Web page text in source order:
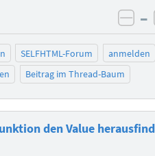
–
SELFHTML-Forum
anmelden
Beitrag im Thread-Baum
den Value